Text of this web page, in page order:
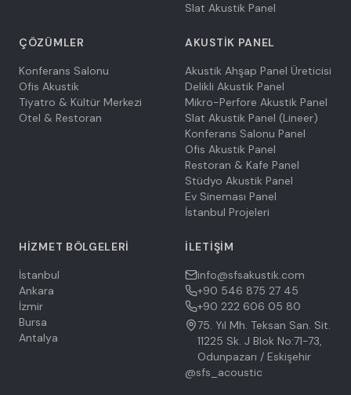
Slat Akustik Panel
ÇÖZÜMLER
Konferans Salonu
Ofis Akustik
Tiyatro & Kültür Merkezi
Otel & Restoran
AKUSTIK PANEL
Akustik Ahşap Panel Üreticisi
Delikli Akustik Panel
Mikro-Perfore Akustik Panel
Slat Akustik Panel (Lineer)
Konferans Salonu Panel
Ofis Akustik Panel
Restoran & Kafe Panel
Stüdyo Akustik Panel
Ev Sineması Panel
İstanbul Projeleri
HIZMET BÖLGELERI
İstanbul
Ankara
İzmir
Bursa
Antalya
İLETIŞIM
info@sfsakustik.com
+90 546 875 27 45
+90 222 606 05 80
75. Yıl Mh. Teksan San. Sit.
11225 Sk. J Blok No:71-73,
Odunpazarı / Eskişehir
@sfs_acoustic